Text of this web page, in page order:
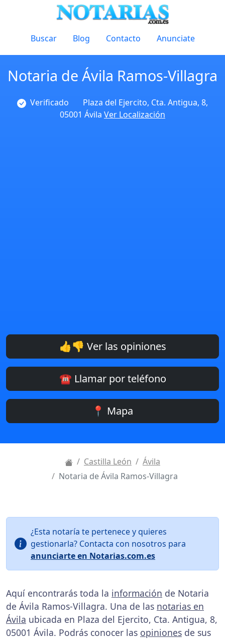
Buscar Blog Contacto Anunciate
Notaria de Ávila Ramos-Villagra
Verificado
Plaza del Ejercito, Cta. Antigua, 8,
05001 Ávila Ver Localización
👍👎 Ver las opiniones
☎️ Llamar por teléfono
📍 Mapa
Castilla León
Ávila
Notaria de Ávila Ramos-Villagra
¿Esta notaría te pertenece y quieres
gestionarla? Contacta con nosotros para
anunciarte en Notarias.com.es
Aquí encontrarás toda la información de Notaria
de Ávila Ramos-Villagra. Una de las notarias en
Ávila ubicada en Plaza del Ejercito, Cta. Antigua, 8,
05001 Ávila. Podrás conocer las opiniones de sus